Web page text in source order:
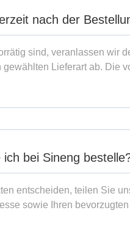
nach der
sind, veranlassen wir
Lieferart ab.
bei Sineng
entscheiden, teilen Sie
sowie Ihren